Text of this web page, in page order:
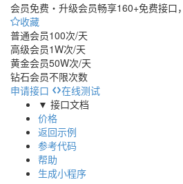
会员免费・ 升级会员畅享160+免费接口，
收藏
普通会员100次/天
高级会员1W次/天
黄金会员50W次/天
钻石会员不限次数
申请接口
在线测试
▼ 接口文档
价格
返回示例
参考代码
帮助
生成小程序